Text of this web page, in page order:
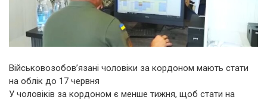
Військовозобов’язані чоловіки за кордоном мають стати
на облік до 17 червня
У чоловіків за кордоном є менше тижня, щоб стати на